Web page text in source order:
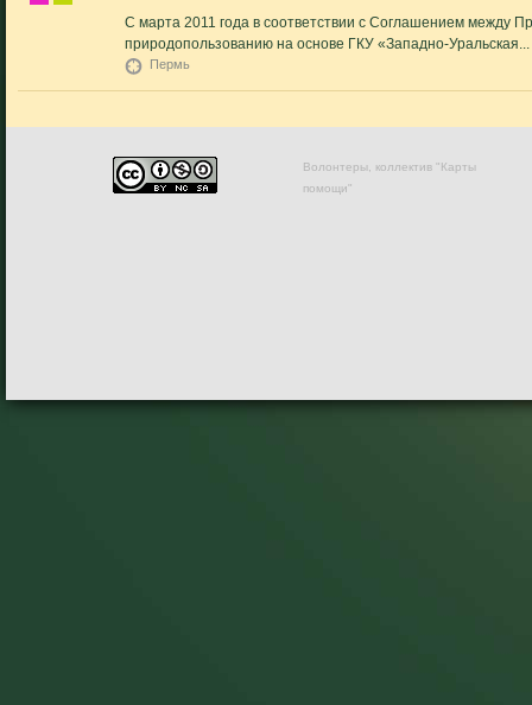
С марта 2011 года в соответствии с Соглашением между
природопользованию на основе ГКУ «Западно-Уральская...
Пермь
Волонтеры, коллектив "Карты
помощи"